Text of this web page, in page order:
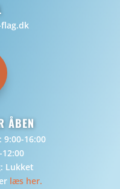
ÅBEN
9:00-16:00
12:00
Lukket
læs her.